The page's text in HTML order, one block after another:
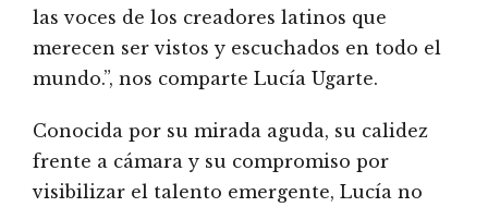
las voces de los creadores latinos que
merecen ser vistos y escuchados en todo el
mundo.”, nos comparte Lucía Ugarte.
Conocida por su mirada aguda, su calidez
frente a cámara y su compromiso por
visibilizar el talento emergente, Lucía no